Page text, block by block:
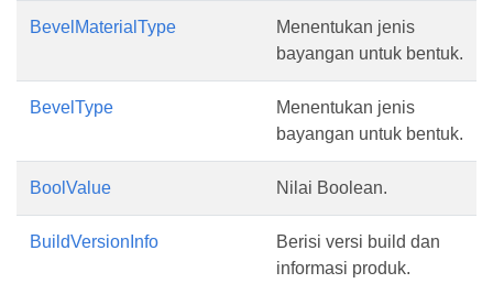
BevelMaterialType
Menentukan jenis
bayangan untuk bentuk.
BevelType
Menentukan jenis
bayangan untuk bentuk.
BoolValue Nilai Boolean.
BuildVersionInfo
Berisi versi build dan
informasi produk.